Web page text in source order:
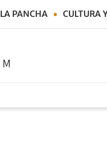
LA PANCHA CULTURA